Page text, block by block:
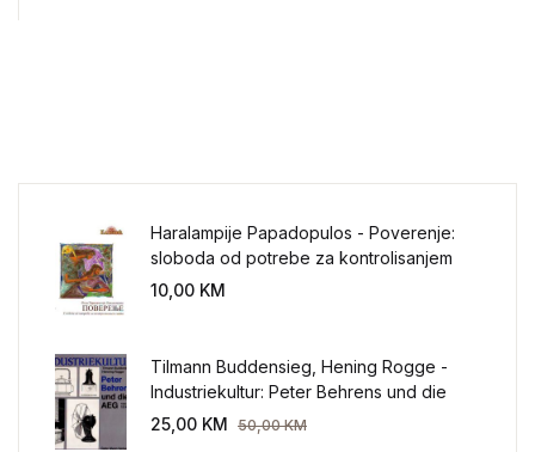
Haralampije Papadopulos - Poverenje:
sloboda od potrebe za kontrolisanjem
sveta
10,00 KM
Tilmann Buddensieg, Hening Rogge -
Industriekultur: Peter Behrens und die
AEG 1907-1914.
25,00 KM 50,00KM